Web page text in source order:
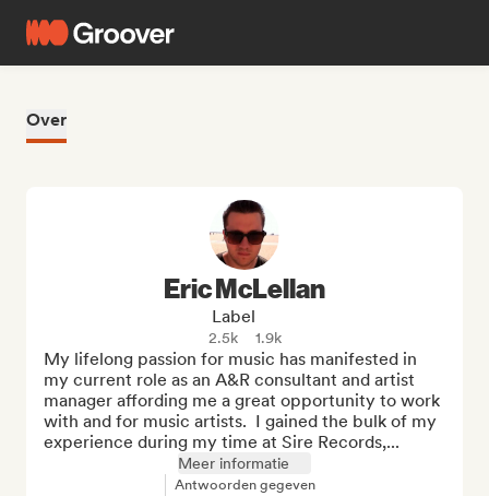
Over
Eric McLellan
Label
2.5k 1.9k
My lifelong passion for music has manifested in
my current role as an A&R consultant and artist
manager affording me a great opportunity to work
with and for music artists.  I gained the bulk of my
experience during my time at Sire Records,...
Meer informatie
Antwoorden gegeven